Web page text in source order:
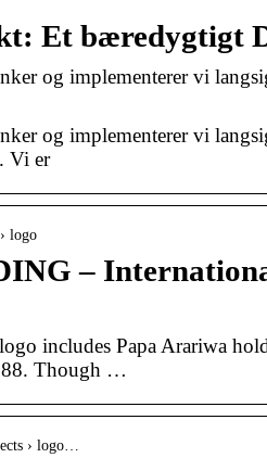
Et bæredygtigt
og implementerer vi
og implementerer vi
Vi er
logo
–
includes Papa Arariwa
Though …
› logo…